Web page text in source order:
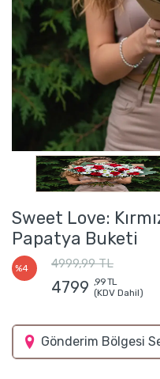
Sweet Love:
Papatya Buketi
%4 4999,99 TL
4799 ,99 TL
(KDV Dahil)
Gönderim Bölgesi